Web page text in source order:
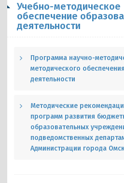
Учебно-методическое
обеспечение
деятельности
Программа научно-
методического
деятельности
Методические
программ развития
образовательных
подведомственных
Администрации города